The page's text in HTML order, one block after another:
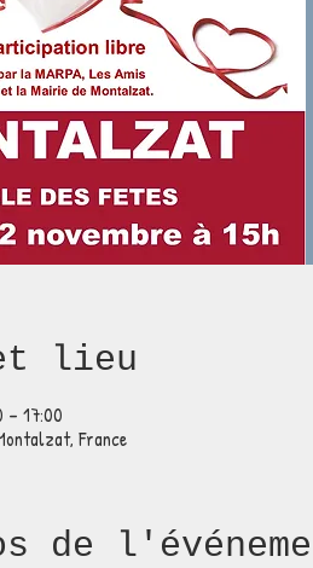
lieu
– 17:00
France
de